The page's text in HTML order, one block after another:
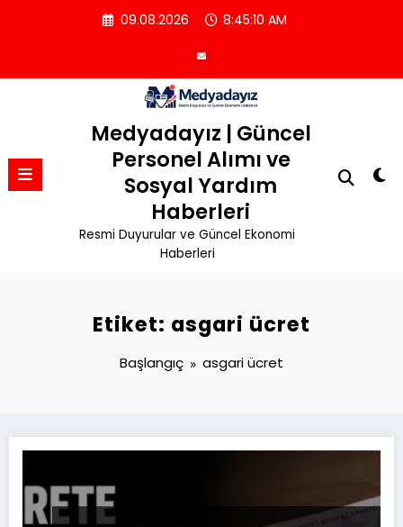
09.08.2026 8:45:10 AM
Medyadayız | Güncel
Personel Alımı ve
Sosyal Yardım
Haberleri
Resmi Duyurular ve Güncel Ekonomi
Haberleri
Etiket: asgari ücret
Başlangıç asgari ücret